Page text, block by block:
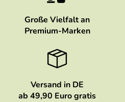
Große Vielfalt an
Premium-Marken
Versand in DE
ab 49,90 Euro gratis